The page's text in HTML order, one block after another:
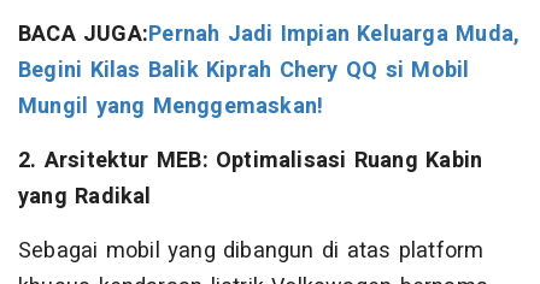
BACA JUGA:Pernah Jadi Impian Keluarga Muda,
Begini Kilas Balik Kiprah Chery QQ si Mobil
Mungil yang Menggemaskan!
2. Arsitektur MEB: Optimalisasi Ruang Kabin
yang Radikal
Sebagai mobil yang dibangun di atas platform